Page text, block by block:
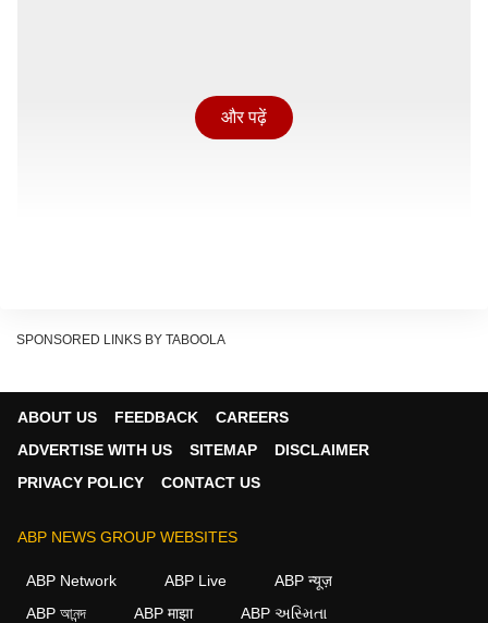
बदलने जैसे कई काम सिर्फ आवाज के जरिए कर सकेंगे. इससे चलते
राइडिंग ज्यादा सेफ बन सकेगी.
और पढ़ें
SPONSORED LINKS BY TABOOLA
ABOUT US FEEDBACK
CAREERS
ADVERTISE WITH US
SITEMAP
DISCLAIMER
PRIVACY POLICY
CONTACT US
ABP NEWS GROUP WEBSITES
ABP Network ABP Live
ABP न्यूज़
ABP আনন্দ
ABP माझा ABP અસ્મિતા